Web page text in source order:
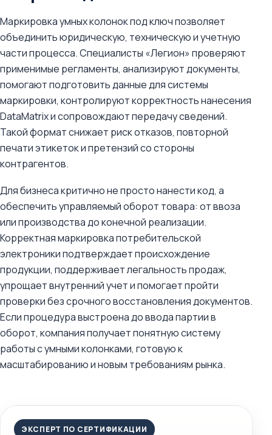
Маркировка умных колонок под ключ позволяет
объединить юридическую, техническую и учетную
части процесса. Специалисты «Легион» проверяют
применимые регламенты, анализируют документы,
помогают подготовить данные для системы
маркировки, контролируют корректность нанесения
DataMatrix и сопровождают передачу сведений.
Такой формат снижает риск отказов, повторной
печати этикеток и претензий со стороны
контрагентов.
Для бизнеса критично не просто нанести код, а
обеспечить управляемый оборот товара: от ввоза
или производства до конечной реализации.
Корректная маркировка потребительской
электроники подтверждает происхождение
продукции, поддерживает легальность продаж,
упрощает внутренний учет и помогает пройти
проверки без срочного восстановления документов.
Если процедура выстроена до ввода партии в
оборот, компания получает понятную систему
работы с умными колонками, готовую к
масштабированию и новым требованиям рынка.
ЭКСПЕРТ ПО СЕРТИФИКАЦИИ